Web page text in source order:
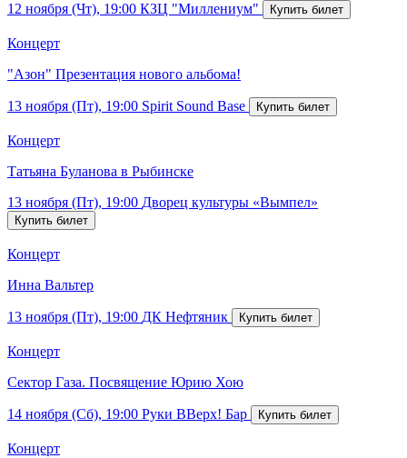
12 ноября (Чт), 19:00 КЗЦ "Миллениум"
Концерт
"Азон" Презентация нового альбома!
13 ноября (Пт), 19:00 Spirit Sound Base
Концерт
Татьяна Буланова в Рыбинске
13 ноября (Пт), 19:00 Дворец культуры «Вымпел»
Концерт
Инна Вальтер
13 ноября (Пт), 19:00 ДК Нефтяник
Концерт
Сектор Газа. Посвящение Юрию Хою
14 ноября (Сб), 19:00 Руки ВВерх! Бар
Концерт